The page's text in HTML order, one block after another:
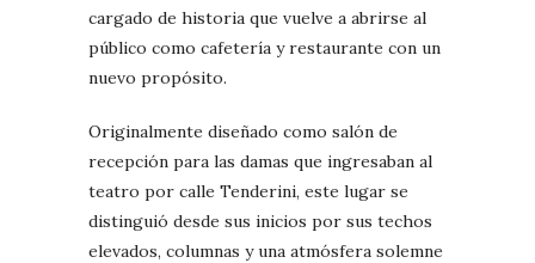
cargado de historia que vuelve a abrirse al
público como cafetería y restaurante con un
nuevo propósito.
Originalmente diseñado como salón de
recepción para las damas que ingresaban al
teatro por calle Tenderini, este lugar se
distinguió desde sus inicios por sus techos
elevados, columnas y una atmósfera solemne